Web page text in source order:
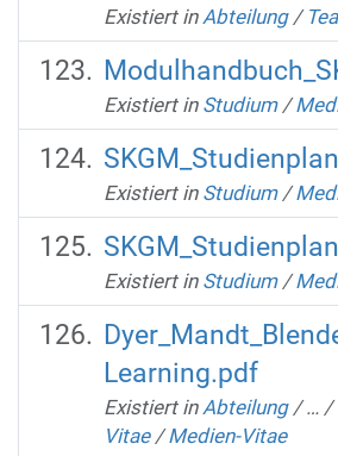
Existiert in Abteilung /
Existiert in Studium /
Existiert in Studium /
Existiert in Studium /
Learning.pdf
Existiert in Abteilung /… /
Vitae /Medien-Vitae